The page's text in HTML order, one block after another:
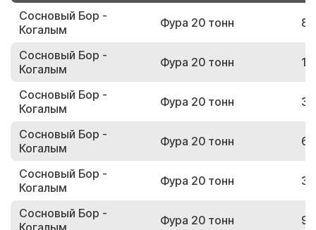
Сосновый Бор -
Когалым
Фура 20 тонн
Сосновый Бор -
Когалым
Фура 20 тонн
Сосновый Бор -
Когалым
Фура 20 тонн
Сосновый Бор -
Когалым
Фура 20 тонн
Сосновый Бор -
Когалым
Фура 20 тонн
Сосновый Бор -
Когалым
Фура 20 тонн